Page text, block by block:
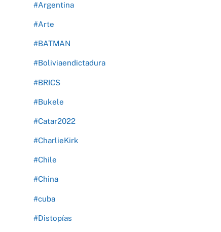
#Argentina
#Arte
#BATMAN
#Boliviaendictadura
#BRICS
#Bukele
#Catar2022
#CharlieKirk
#Chile
#China
#cuba
#Distopías